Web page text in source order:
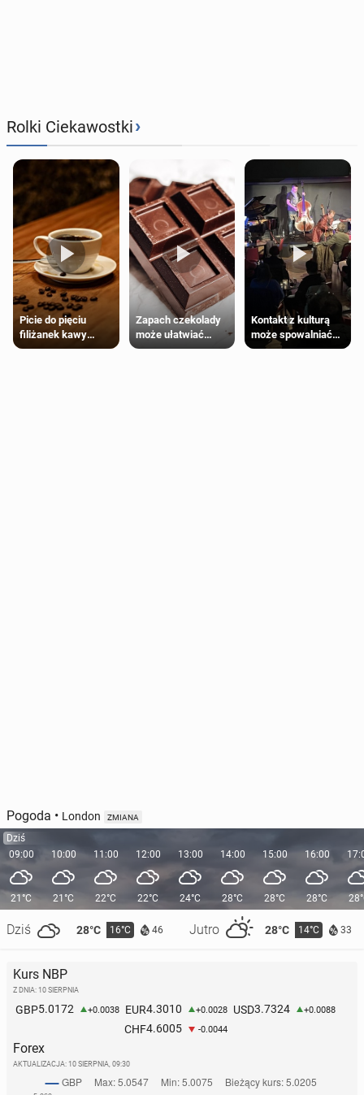
Rolki Ciekawostki›
Picie do pięciu
filiżanek kawy
dziennie jest
Zapach czekolady
może ułatwiać
trening siłowy
Kontakt z kulturą
może spowalniać
starzenie
Pogoda • London ZMIANA
Dziś
09:00
21°C
Dziś 28°C 16°C 46 Jutro 28°C 14°C 33
10:00
21°C
11:00
22°C
12:00
22°C
13:00
24°C
14:00
28°C
15:00
28°C
16:00
28°C
Kurs NBP
Z DNIA: 10 SIERPNIA
GBP5.0172 +0.0038 EUR4.3010 +0.0028 USD3.7324 +0.0088
CHF4.6005 -0.0044
Forex
AKTUALIZACJA: 10 SIERPNIA, 09:30